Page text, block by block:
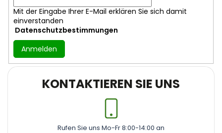
Mit der Eingabe Ihrer E-Mail erklären Sie sich damit
einverstanden
Datenschutzbestimmungen
Anmelden
KONTAKTIEREN SIE UNS
Rufen Sie uns Mo-Fr 8:00-14:00 an